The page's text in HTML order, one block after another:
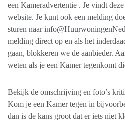
een Kameradvertentie . Je vindt
website. Je kunt ook een melding
sturen naar
melding direct op en als het
gaan, blokkeren we de aanbieder.
weten als je een Kamer tegenkomt
Bekijk de omschrijving en foto’s
Kom je een Kamer tegen in
dan is de kans groot dat er iets niet